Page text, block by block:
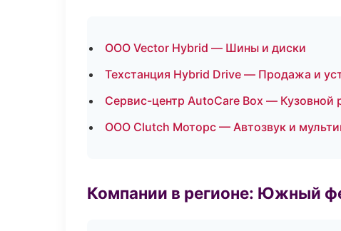
ООО Vector Hybrid — Шины и диски
Техстанция Hybrid Drive — Продажа и
Сервис-центр AutoCare Box — Кузовной
ООО Clutch Моторс — Автозвук и
Компании в регионе: Южный